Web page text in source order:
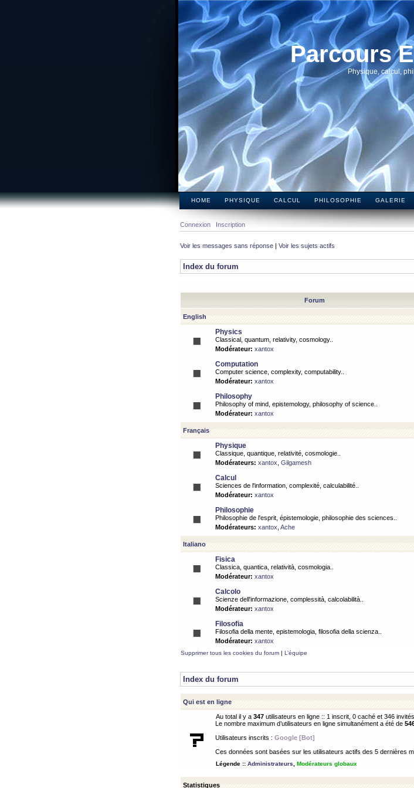
Parcours
Physique, calcul,
HOME PHYSIQUE CALCUL PHILOSOPHIE GALERIE
Connexion Inscription
Voir les messages sans réponse | Voir les sujets actifs
Index du forum
Forum
English
Physics
Classical, quantum, relativity, cosmology..
Modérateur: xantox
Computation
Computer science, complexity, computability..
Modérateur: xantox
Philosophy
Philosophy of mind, epistemology, philosophy of science..
Modérateur: xantox
Français
Physique
Classique, quantique, relativité, cosmologie..
Modérateurs: xantox Gilgamesh
Calcul
Sciences de l'information, complexité, calculabilité..
Modérateur: xantox
Philosophie
Philosophie de l'esprit, épistemologie, philosophie des sciences..
Modérateurs: xantox Ache
Italiano
Fisica
Classica, quantica, relatività, cosmologia..
Modérateur: xantox
Calcolo
Scienze dell'informazione, complessità, calcolabilità..
Modérateur: xantox
Filosofia
Filosofia della mente, epistemologia, filosofia della scienza..
Modérateur: xantox
Supprimer tous les cookies du forum | L’équipe
Index du forum
Qui est en ligne
Au total il y a 347 utilisateurs en ligne :: 1 inscrit, 0 caché et 346 invités
Le nombre maximum d’utilisateurs en ligne simultanément a été de
Utilisateurs inscrits : Google [Bot]
Ces données sont basées sur les utilisateurs actifs des 5 dernières
Légende :: Administrateurs Modérateurs globaux
Statistiques